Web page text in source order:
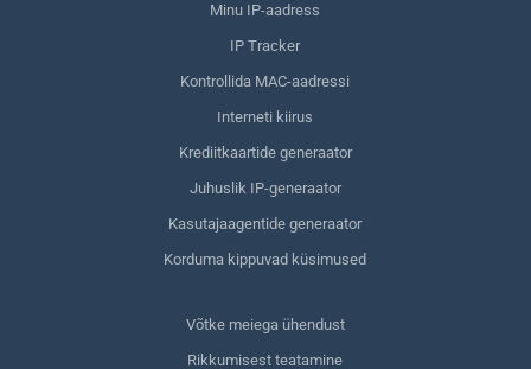
Minu IP-aadress
IP Tracker
Kontrollida MAC-aadressi
Interneti kiirus
Krediitkaartide generaator
Juhuslik IP-generaator
Kasutajaagentide generaator
Korduma kippuvad küsimused
Võtke meiega ühendust
Rikkumisest teatamine